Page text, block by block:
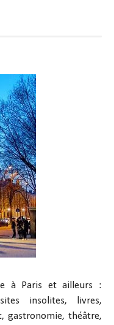
à Paris et ailleurs :
insolites, livres,
gastronomie, théâtre,